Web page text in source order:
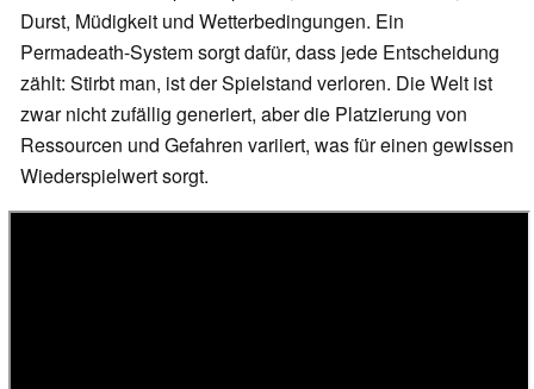
Durst, Müdigkeit und Wetterbedingungen. Ein
Permadeath-System sorgt dafür, dass jede Entscheidung
zählt: Stirbt man, ist der Spielstand verloren. Die Welt ist
zwar nicht zufällig generiert, aber die Platzierung von
Ressourcen und Gefahren variiert, was für einen gewissen
Wiederspielwert sorgt.